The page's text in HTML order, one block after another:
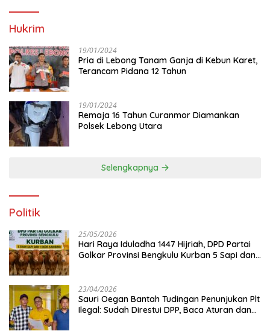
Hukrim
19/01/2024
Pria di Lebong Tanam Ganja di Kebun Karet,
Terancam Pidana 12 Tahun
19/01/2024
Remaja 16 Tahun Curanmor Diamankan
Polsek Lebong Utara
Selengkapnya
Politik
25/05/2026
Hari Raya Iduladha 1447 Hijriah, DPD Partai
Golkar Provinsi Bengkulu Kurban 5 Sapi dan 1
23/04/2026
Sauri Oegan Bantah Tudingan Penunjukan Plt
Ilegal: Sudah Direstui DPP, Baca Aturan dan